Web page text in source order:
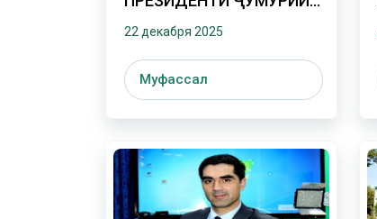
ТОҶИКИСТОН БА
22 декабря 2025
Муфассал